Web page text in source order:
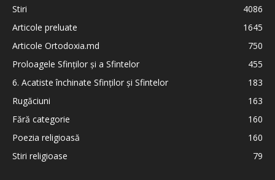
Stiri
4086
Articole preluate
1645
Articole Ortodoxia.md
750
Proloagele Sfinților și a Sfintelor
455
6. Acatiste închinate Sfinților și Sfintelor
183
Rugăciuni
163
Fără categorie
160
Poezia religioasă
160
Stiri religioase
79